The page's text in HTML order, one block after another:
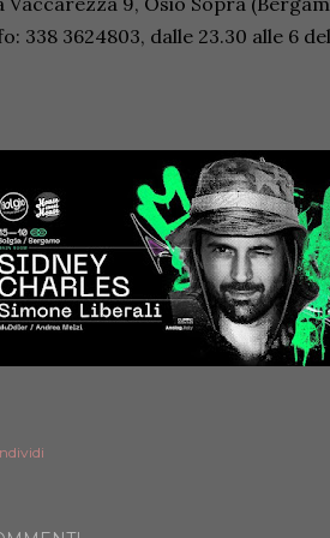
338 3624803, dalle 23.30 alle 6